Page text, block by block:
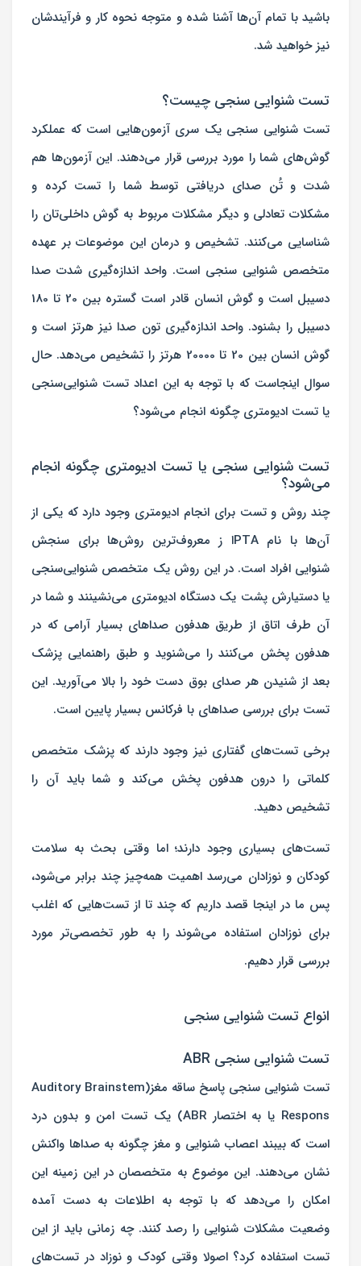
باشید با تمام آن‌ها آشنا شده و متوجه نحوه کار و فرآیندشان
نیز خواهید شد.
تست شنوایی‌ سنجی چیست؟
تست شنوایی‌ سنجی یک سری آزمون‌هایی است که عملکرد
گوش‌های شما را مورد بررسی قرار می‌دهند. این آزمون‌ها هم
شدت و تُن صدای دریافتی توسط شما را تست کرده و
مشکلات تعادلی و دیگر مشکلات مربوط به گوش داخلی‌تان را
شناسایی می‌کنند. تشخیص و درمان این موضوعات بر عهده
متخصص شنوایی‌ سنجی است. واحد اندازه‌گیری شدت صدا
دسیبل است و گوش انسان قادر است گستره بین 20 تا 180
دسیبل را بشنود. واحد اندازه‌گیری تون صدا نیز هرتز است و
گوش انسان بین 20 تا 20000 هرتز را تشخیص می‌دهد. حال
سوال اینجاست که با توجه به این اعداد تست شنوایی‌سنجی
یا تست ادیومتری چگونه انجام می‌شود؟
تست شنوایی‌ سنجی یا تست ادیومتری چگونه انجام
می‌شود؟
چند روش و تست برای انجام ادیومتری وجود دارد که یکی از
آن‌ها با نام PTAا ز معروف‌ترین روش‌ها برای سنجش
شنوایی افراد است. در این روش یک متخصص شنوایی‌سنجی
یا دستیارش پشت یک دستگاه ادیومتری می‌نشینند و شما در
آن طرف اتاق از طریق هدفون صداهای بسیار آرامی که در
هدفون پخش می‌کنند را می‌شنوید و طبق راهنمایی پزشک
بعد از شنیدن هر صدای بوق دست خود را بالا می‌آورید. این
تست برای بررسی صداهای با فرکانس بسیار پایین است.
برخی تست‌های گفتاری نیز وجود دارند که پزشک متخصص
کلماتی را درون هدفون پخش می‌کند و شما باید آن را
تشخیص دهید.
تست‌های بسیاری وجود دارند؛ اما وقتی بحث به سلامت
کودکان و نوزادان می‌رسد اهمیت همه‌چیز چند برابر می‌شود،
پس ما در اینجا قصد داریم که چند تا از تست‌هایی که اغلب
برای نوزادان استفاده می‌شوند را به طور تخصصی‌تر مورد
بررسی قرار دهیم.
انواع تست شنوایی سنجی
تست شنوایی‌ سنجی ABR
تست شنوایی‌ سنجی پاسخ ساقه مغز(Auditory Brainstem
Respons یا به اختصار ABR) یک تست امن و بدون درد
است که بیبند اعصاب شنوایی و مغز چگونه به صداها واکنش
نشان می‌دهند. این موضوع به متخصصان در این زمینه این
امکان را می‌دهد که با توجه به اطلاعات به دست آمده
وضعیت مشکلات شنوایی را رصد کنند. چه زمانی باید از این
تست استفاده کرد؟ اصولا وقتی کودک و نوزاد در تست‌های